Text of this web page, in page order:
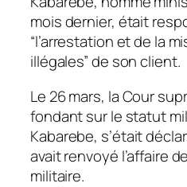
mois dernier, était
“l’arrestation et de la
illégales” de son client.
Le 26 mars, la Cour
fondant sur le statut
Kabarebe, s’était
avait renvoyé l’affaire
militaire.